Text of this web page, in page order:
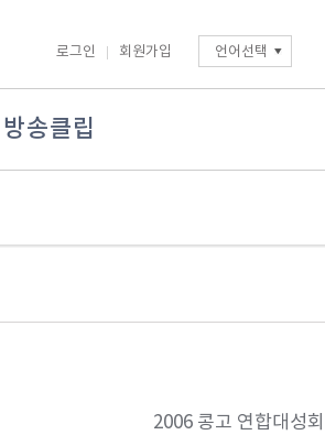
로그인 회원가입 언어선택
방송클립
2006 콩고 연합대성회